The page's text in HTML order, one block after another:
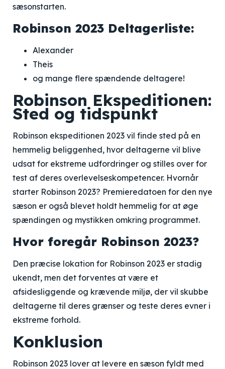
sæsonstarten.
Robinson 2023 Deltagerliste:
Alexander
Theis
og mange flere spændende deltagere!
Robinson Ekspeditionen:
Sted og tidspunkt
Robinson ekspeditionen 2023 vil finde sted på en
hemmelig beliggenhed, hvor deltagerne vil blive
udsat for ekstreme udfordringer og stilles over for
test af deres overlevelseskompetencer. Hvornår
starter Robinson 2023? Premieredatoen for den nye
sæson er også blevet holdt hemmelig for at øge
spændingen og mystikken omkring programmet.
Hvor foregår Robinson 2023?
Den præcise lokation for Robinson 2023 er stadig
ukendt, men det forventes at være et
afsidesliggende og krævende miljø, der vil skubbe
deltagerne til deres grænser og teste deres evner i
ekstreme forhold.
Konklusion
Robinson 2023 lover at levere en sæson fyldt med